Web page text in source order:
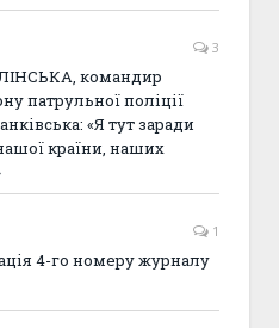
3
командир
патрульної поліції
«Я тут заради
країни, наших
1
4-го номеру журналу